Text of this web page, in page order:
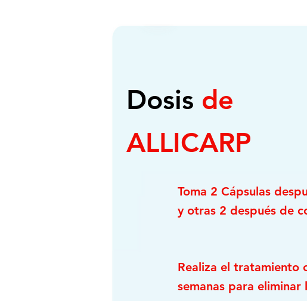
Dosis de
ALLICARP
Toma 2 Cápsulas
y otras 2 después de
Realiza el tratamiento
semanas para eliminar